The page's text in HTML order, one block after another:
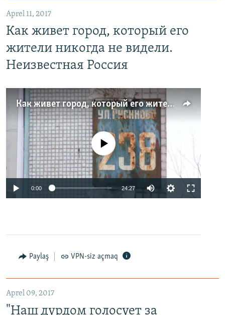
Aprel 11, 2017
Как живет город, который его
жители никогда не видели.
Неизвестная Россия
Как живет город, который его жители никогда не видели. Неизвестная Россия
No media source currently available
0:00 24:27
Paylaş VPN-siz açmaq
Aprel 09, 2017
"Наш дурдом голосует за